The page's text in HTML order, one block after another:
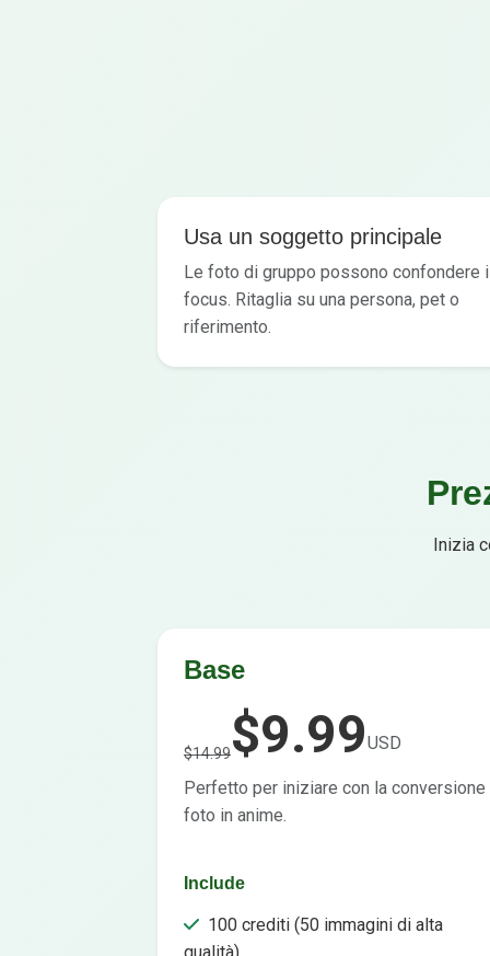
Usa un soggetto principale
Le foto di gruppo possono confondere
focus. Ritaglia su una persona, pet o
riferimento.
Inizia
Base
$14.99$9.99USD
Perfetto per iniziare con la conversione
foto in anime.
Include
100 crediti (50 immagini di alta